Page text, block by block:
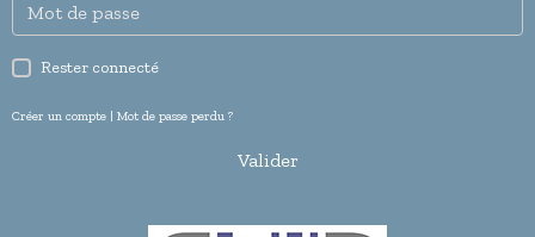
Rester connecté
Créer un compte | Mot de passe perdu ?
Valider